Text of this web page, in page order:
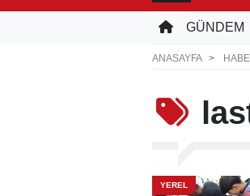
GÜNDEM
ANASAYFA
YEREL